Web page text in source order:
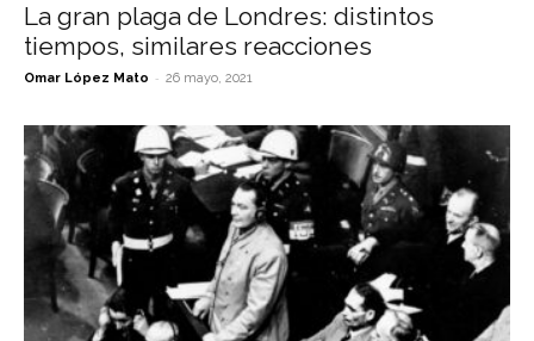
La gran plaga de Londres: distintos
tiempos, similares reacciones
Omar López Mato - 26 mayo, 2021